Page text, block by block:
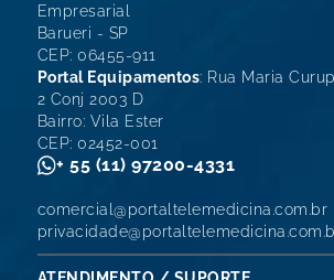
Empresarial
Barueri - SP
CEP: 06455-911
Portal Equipamentos: Rua Maria
2 Conj 2003 D
Bairro: Vila Ester
CEP: 02452-001
+ 55 (11) 97200-4331
comercial@portaltelemedicina.com.br